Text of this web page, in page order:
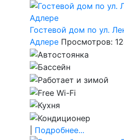
Гостевой дом по ул.
Адлере Просмотров:
Подробнее...